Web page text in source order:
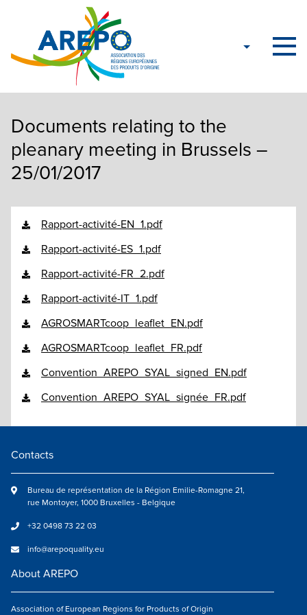
Documents relating to the
pleanary meeting in Brussels –
25/01/2017
Rapport-activité-EN_1.pdf
Rapport-activité-ES_1.pdf
Rapport-activité-FR_2.pdf
Rapport-activité-IT_1.pdf
AGROSMARTcoop_leaflet_EN.pdf
AGROSMARTcoop_leaflet_FR.pdf
Convention_AREPO_SYAL_signed_EN.pdf
Convention_AREPO_SYAL_signée_FR.pdf
Contacts
Bureau de représentation de la Région Emilie-Romagne 21,
rue Montoyer, 1000 Bruxelles - Belgique
+32 0498 73 22 03
info@arepoquality.eu
About AREPO
Association of European Regions for Products of Origin